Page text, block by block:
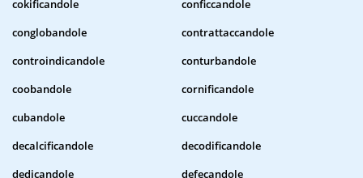
cokificandole
conficcandole
conglobandole
contrattaccandole
controindicandole
conturbandole
coobandole
cornificandole
cubandole
cuccandole
decalcificandole
decodificandole
dedicandole
defecandole